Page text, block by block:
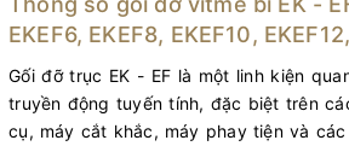
EKEF6, EKEF8, EKEF10,
Gối đỡ trục EK - EF là một linh kiện
truyền động tuyến tính, đặc biệt trên
cụ, máy cắt khắc, máy phay tiện và